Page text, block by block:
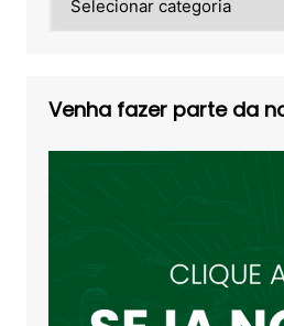
Venha fazer parte da